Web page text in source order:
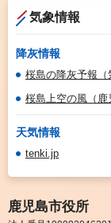
気象情報
降灰情報
桜島の降灰予報（
桜島上空の風（鹿
天気情報
tenki.jp
鹿児島市役所